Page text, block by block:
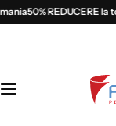
50% REDUCERE la
S
a
l